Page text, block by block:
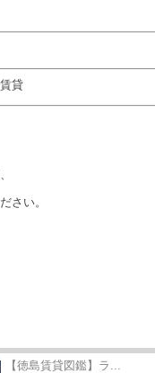
貸
さい。
【徳島賃貸図鑑】ラ...